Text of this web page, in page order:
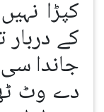
کپڑا
کے دربار
جاندا
دے وٹ